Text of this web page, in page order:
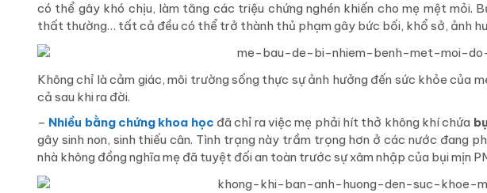
có thể gây khó chịu, làm tăng các triệu chứng nghén khiến cho mẹ mệt mỏi.
thất thường… tất cả đều có thể trở thành thủ phạm gây bức bối, khổ sở, ảnh
Không chỉ là cảm giác, môi trường sống thực sự ảnh hưởng đến sức khỏe của
cả sau khi ra đời.
– Nhiều bằng chứng khoa học đã chỉ ra việc mẹ phải hít thở không khí chứa
gây sinh non, sinh thiếu cân. Tình trạng này trầm trọng hơn ở các nước đang
nhà không đồng nghĩa mẹ đã tuyệt đối an toàn trước sự xâm nhập của bụi mịn